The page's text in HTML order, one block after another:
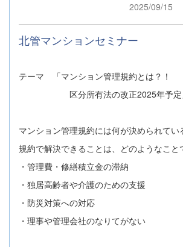
2025/09/15
北管マンションセミナー
テーマ 「マンション管理規約とは？！
区分所有法の改正2025年予定
マンション管理規約には何が決められてい
規約で解決できることは、どのようなこと
・管理費・修繕積立金の滞納
・独居高齢者や介護のための支援
・防災対策への対応
・理事や管理会社のなりてがない